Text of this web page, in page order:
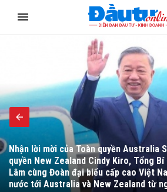
Còn băn khoăn về quy định Ngân hàng
tỷ lệ bảo đảm an toàn khác so với mức
chức tín dụng nhằm mục tiêu phát triển